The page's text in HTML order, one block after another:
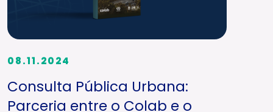
08.11.2024
Consulta Pública Urbana:
Parceria entre o Colab e o